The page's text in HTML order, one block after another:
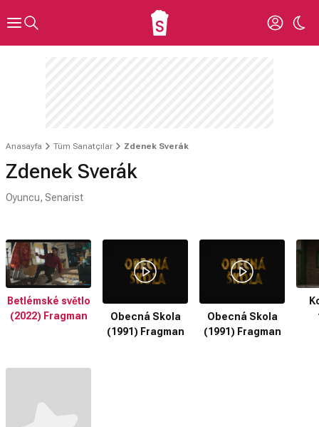
Anasayfa Tüm Sanatçılar Zdenek Sverák
Zdenek Sverák
Oyuncu, Senarist
Betlémské světlo
(2022) Fragman
Obecná Skola
(1991) Fragman
Obecná Skola
(1991) Fragman